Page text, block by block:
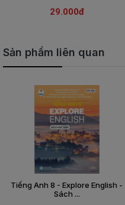
29.000đ
Sản phẩm liên quan
Tiếng Anh 8 - Explore English -
Sách ...